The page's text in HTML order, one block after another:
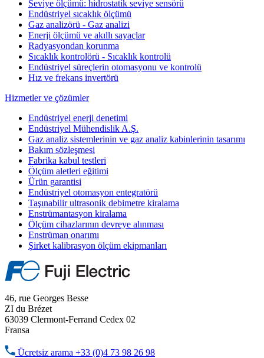
Seviye ölçümü: hidrostatik seviye sensörü
Endüstriyel sıcaklık ölçümü
Gaz analizörü - Gaz analizi
Enerji ölçümü ve akıllı sayaçlar
Radyasyondan korunma
Sıcaklık kontrolörü - Sıcaklık kontrolü
Endüstriyel süreçlerin otomasyonu ve kontrolü
Hız ve frekans invertörü
Hizmetler ve çözümler
Endüstriyel enerji denetimi
Endüstriyel Mühendislik A.Ş.
Gaz analiz sistemlerinin ve gaz analiz kabinlerinin tasarımı
Bakım sözleşmesi
Fabrika kabul testleri
Ölçüm aletleri eğitimi
Ürün garantisi
Endüstriyel otomasyon entegratörü
Taşınabilir ultrasonik debimetre kiralama
Enstrümantasyon kiralama
Ölçüm cihazlarının devreye alınması
Enstrüman onarımı
Şirket kalibrasyon ölçüm ekipmanları
46, rue Georges Besse
ZI du Brézet
63039 Clermont-Ferrand Cedex 02
Fransa
Ücretsiz arama +33 (0)4 73 98 26 98